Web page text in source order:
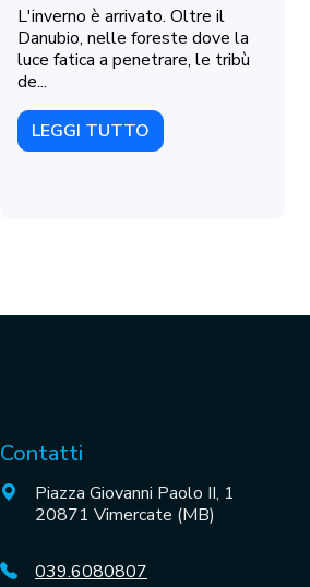
L'inverno è arrivato. Oltre il
Danubio, nelle foreste dove la
luce fatica a penetrare, le tribù
de...
LEGGI TUTTO
Contatti
Piazza Giovanni Paolo II, 1
20871 Vimercate (MB)
039.6080807